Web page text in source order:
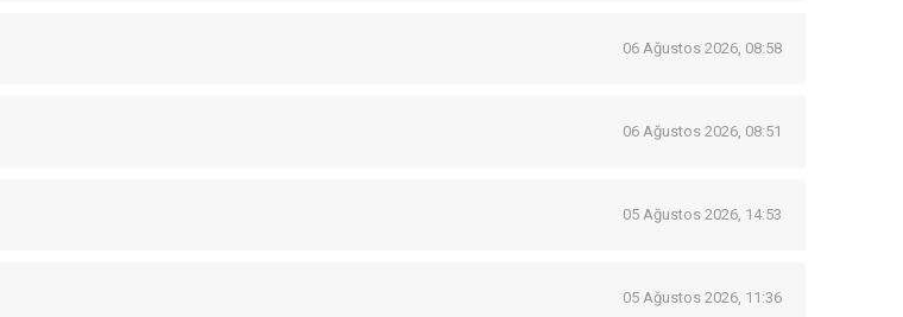
06 Ağustos 2026, 08:58
06 Ağustos 2026, 08:51
05 Ağustos 2026, 14:53
05 Ağustos 2026, 11:36